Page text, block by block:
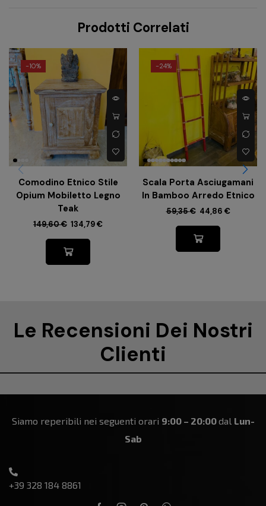
Prodotti Correlati
-10%
Comodino Etnico Stile
Opium Mobiletto Legno
Teak
149,60€ 134,79€
-24%
Scala Porta Asciugamani
In Bamboo Arredo Etnico
59,35€ 44,86 €
Le Recensioni Dei Nostri
Clienti
Siamo reperibili nei seguenti orari 9:00 – 20:00dal Lun-
Sab
+39 328 184 8861